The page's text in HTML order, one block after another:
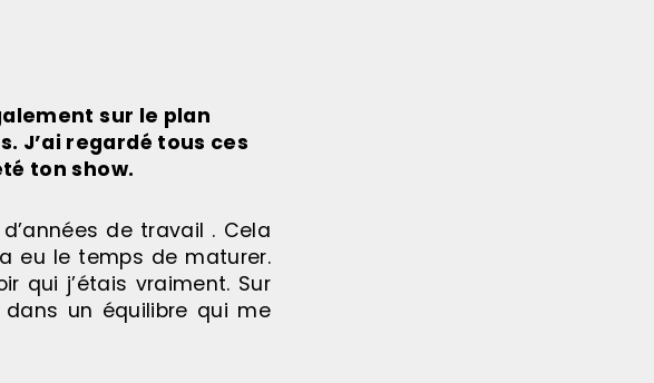
sur le plan
J’ai regardé tous ces
ton show.
de travail . Cela
eu le temps de maturer.
qui j’étais vraiment. Sur
un équilibre qui me